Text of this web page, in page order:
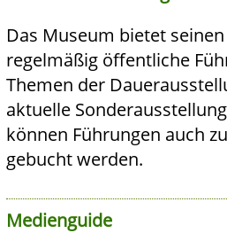
Das Museum bietet
regelmäßig öffentliche
Themen der
aktuelle
können Führungen auch
gebucht werden.
Medienguide